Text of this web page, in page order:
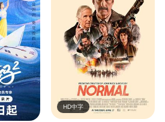
HD中字